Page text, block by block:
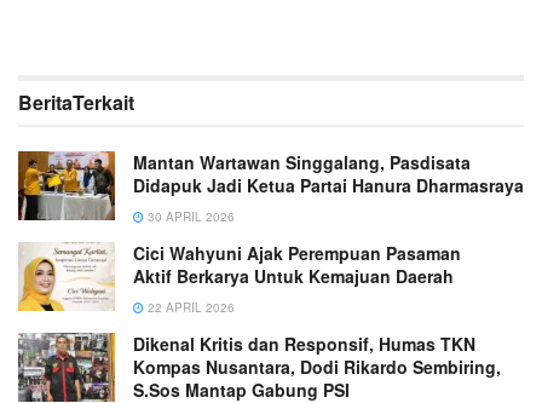
BeritaTerkait
Mantan Wartawan Singgalang, Pasdisata
Didapuk Jadi Ketua Partai Hanura Dharmasraya
30 APRIL 2026
Cici Wahyuni Ajak Perempuan Pasaman
Aktif Berkarya Untuk Kemajuan Daerah
22 APRIL 2026
Dikenal Kritis dan Responsif, Humas TKN
Kompas Nusantara, Dodi Rikardo Sembiring,
S.Sos Mantap Gabung PSI